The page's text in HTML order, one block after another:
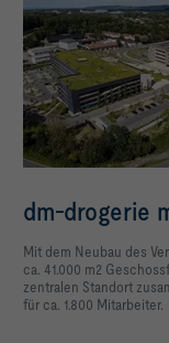
dm-drogerie
Mit dem Neubau des
ca. 41.000 m2
zentralen Standort
für ca. 1.800 Mitarbeiter.